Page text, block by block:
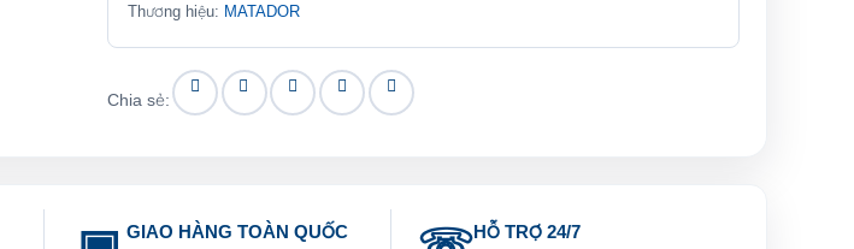
Thương hiệu: MATADOR
Chia sẻ:
GIAO HÀNG TOÀN QUỐC HỖ TRỢ 24/7